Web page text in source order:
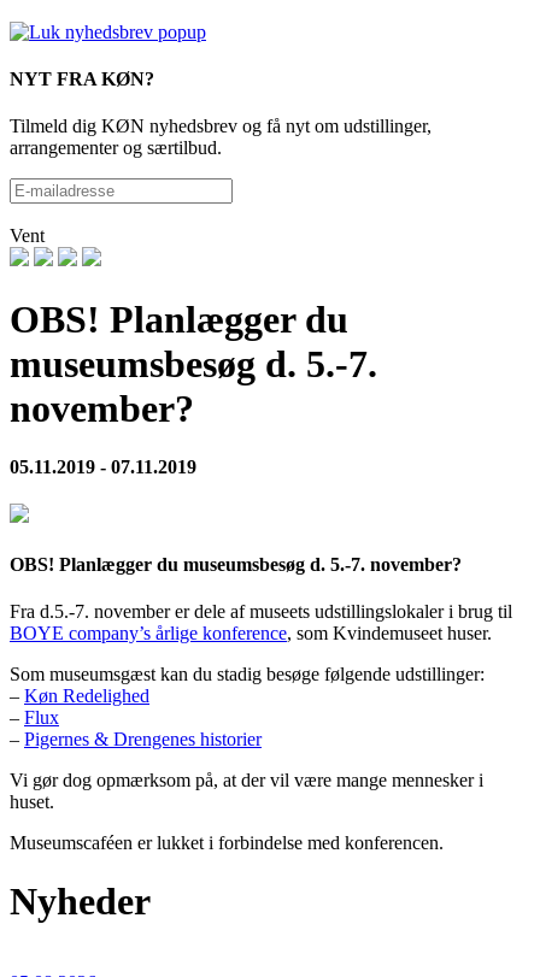
NYT FRA KØN?
Tilmeld dig KØN nyhedsbrev og få nyt om udstillinger,
arrangementer og særtilbud.
Vent
OBS! Planlægger du
museumsbesøg d. 5.-7.
november?
05.11.2019 - 07.11.2019
OBS! Planlægger du museumsbesøg d. 5.-7. november?
Fra d.5.-7. november er dele af museets udstillingslokaler i brug til
BOYE company’s årlige konference, som Kvindemuseet huser.
Som museumsgæst kan du stadig besøge følgende udstillinger:
– Køn Redelighed
– Flux
– Pigernes & Drengenes historier
Vi gør dog opmærksom på, at der vil være mange mennesker i
huset.
Museumscaféen er lukket i forbindelse med konferencen.
Nyheder